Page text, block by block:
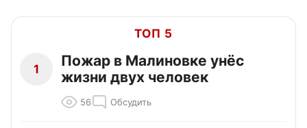
ТОП 5
1
Пожар в Малиновке унёс
жизни двух человек
56 Обсудить